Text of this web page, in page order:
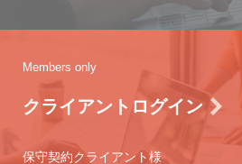
Members only
クライアントログイン
保守契約クライアント様